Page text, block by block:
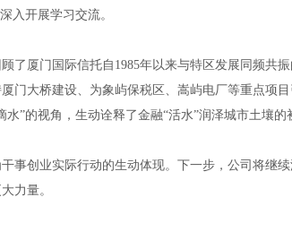
入开展学习交流。
厦门国际信托自1985年以来与特区发展同频共
大桥建设、为象屿保税区、嵩屿电厂等重点项
”的视角，生动诠释了金融“活水”润泽城市土壤的
事创业实际行动的生动体现。下一步，公司将继
力量。